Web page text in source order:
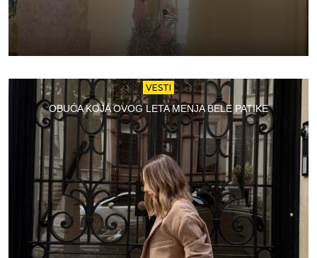
VESTI
OBUĆA KOJA OVOG LETA MENJA BELE PATIKE